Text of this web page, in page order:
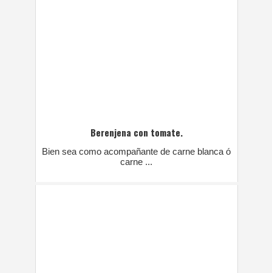
Berenjena con tomate.
Bien sea como acompañante de carne blanca ó
carne ...